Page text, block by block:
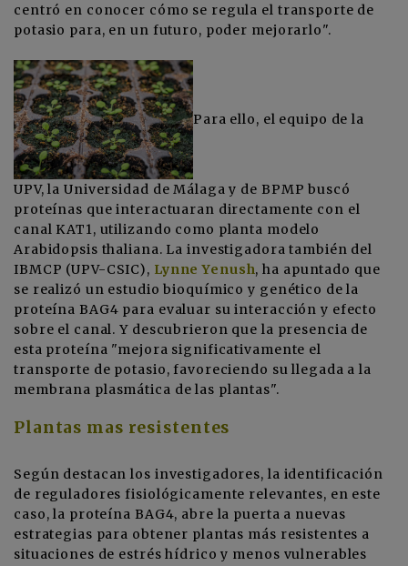
centró en conocer cómo se regula el transporte de
potasio para, en un futuro, poder mejorarlo".
Para ello, el equipo de la
UPV, la Universidad de Málaga y de BPMP buscó
proteínas que interactuaran directamente con el
canal KAT1, utilizando como planta modelo
Arabidopsis thaliana. La investigadora también del
IBMCP (UPV-CSIC), Lynne Yenush, ha apuntado que
se realizó un estudio bioquímico y genético de la
proteína BAG4 para evaluar su interacción y efecto
sobre el canal. Y descubrieron que la presencia de
esta proteína "mejora significativamente el
transporte de potasio, favoreciendo su llegada a la
membrana plasmática de las plantas".
Plantas mas resistentes
Según destacan los investigadores, la identificación
de reguladores fisiológicamente relevantes, en este
caso, la proteína BAG4, abre la puerta a nuevas
estrategias para obtener plantas más resistentes a
situaciones de estrés hídrico y menos vulnerables